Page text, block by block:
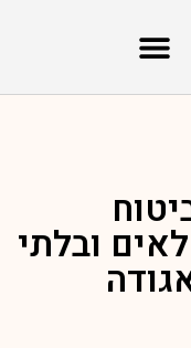
ובלתי